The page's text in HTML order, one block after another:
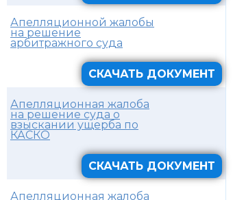
Апелляционной жалобы
на решение
арбитражного суда
СКАЧАТЬ ДОКУМЕНТ
Апелляционная жалоба
на решение суда о
взыскании ущерба по
КАСКО
СКАЧАТЬ ДОКУМЕНТ
Апелляционная жалоба